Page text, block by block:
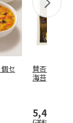
セ
賛否両論
海苔
5,400円